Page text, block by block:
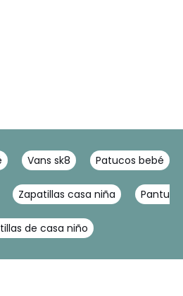
Vans sk8 Patucos bebé
Zapatillas casa niña
de casa niño